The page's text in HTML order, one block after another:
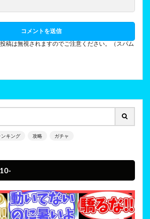
稿は無視されますのでご注意ください。（スパム
ンキング 攻略 ガチャ